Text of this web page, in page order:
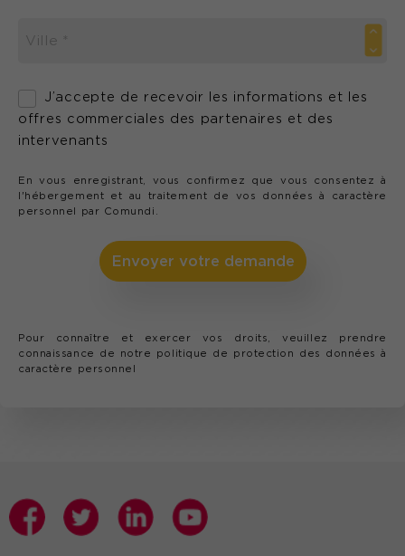
J’accepte de recevoir les informations et les
offres commerciales des partenaires et des
intervenants
En vous enregistrant, vous confirmez que vous consentez à
l'hébergement et au traitement de vos données à caractère
personnel par Comundi.
Envoyer votre demande
Pour connaître et exercer vos droits, veuillez prendre
connaissance de notre politique de protection des données à
caractère personnel